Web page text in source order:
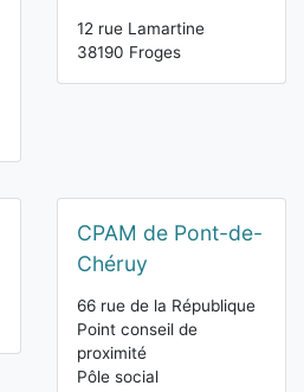
12 rue Lamartine
38190 Froges
CPAM de Pont-de-
Chéruy
66 rue de la République
Point conseil de
proximité
Pôle social